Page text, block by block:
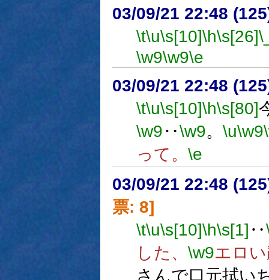
03/09/21 22:48
\t\u\s[10]\h\s[26]
\w9\w9\e
03/09/21 22:48
\t\u\s[10]\h\s[80]
\w9‥\w9。 \u\w9
って。 \e
03/09/21 22:48
票: 8]
\t\u\s[10]\h\s[1] ‥
した、 \w9エロ
さんで口元拭い